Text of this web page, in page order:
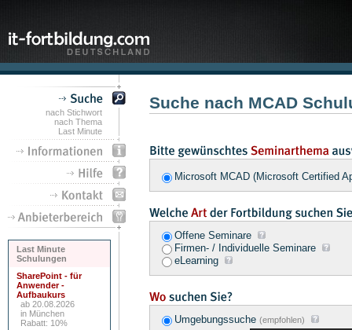
nach Stichwort
nach Thema
Last Minute
Last Minute
Schulungen
SharePoint - für
Anwender -
Aufbaukurs
ab 20.08.2026
in München
Rabatt: 10%
Suche nach MCAD
Microsoft MCAD (Microsoft Certified
Offene Seminare
Firmen- / Individuelle Seminare
eLearning
Umgebungssuche (empfohlen)